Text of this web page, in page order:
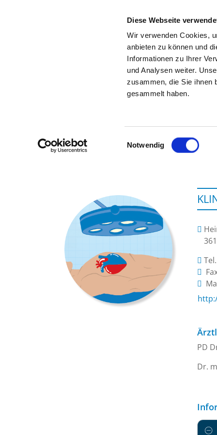
Diese Webseite
Wir verwenden Cookies,
anbieten zu können und
Informationen zu Ihrer
und Analysen weiter.
zusammen, die Sie ihnen
gesammelt haben.
Einwilligungsauswahl
Notwendig
Zur Krankenhaus-Startseite
PD
Dr.